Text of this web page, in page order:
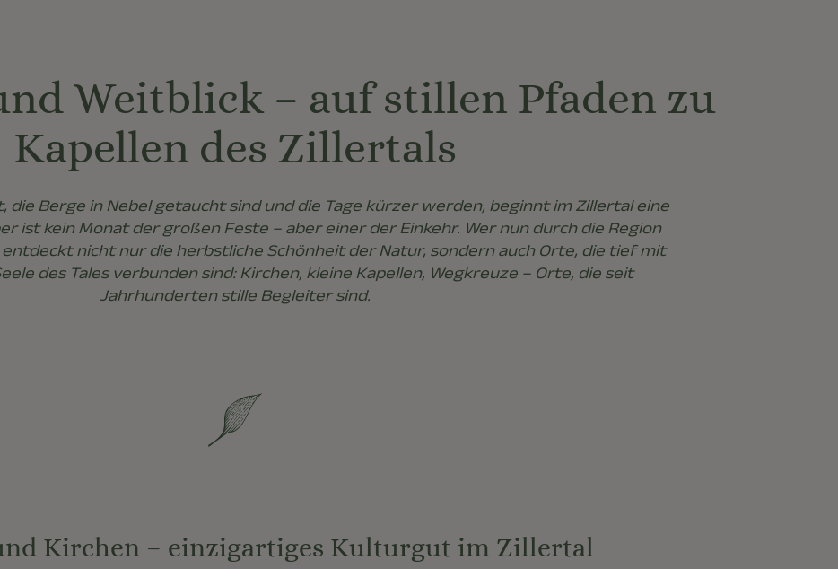
Weitblick – auf stillen Pfaden zu
Kapellen des Zillertals
die Berge in Nebel getaucht sind und die Tage kürzer werden, beginnt im Zillertal eine
ist kein Monat der großen Feste – aber einer der Einkehr. Wer nun durch die Region
nicht nur die herbstliche Schönheit der Natur, sondern auch Orte, die tief mit
des Tales verbunden sind: Kirchen, kleine Kapellen, Wegkreuze – Orte, die seit
Jahrhunderten stille Begleiter sind.
Kirchen – einzigartiges Kulturgut im Zillertal